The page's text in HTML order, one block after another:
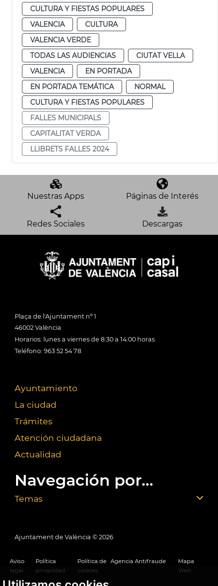
CULTURA Y FIESTAS POPULARES
VALENCIA
CULTURA
VALENCIA VERDE
TODAS LAS AUDIENCIAS
CIUTAT VELLA
VALENCIA
EN PORTADA
EN PORTADA TEMÁTICA
NORMAL
CULTURA Y FIESTAS POPULARES
FALLES MUNICIPALS
CAPITALITAT VERDA
LLIBRETS FALLES 2024
Nuestras Apps Páginas de Interés
Redes Sociales Descargas
Plaça de l'Ajuntament nº 1
46002 València
Horarios: lunes a viernes de 8:30 a 14:00 horas
Teléfono: 963 52 54 78
Ayuntamiento
La ciudad
Trámites
Atención ciudadana
Actualidad
Navegación por...
Temas
Ajuntament de València © 2026
Aviso
legal
Política
privacidad
Política de
cookies
Agencia Antifraude
Mapa
Web